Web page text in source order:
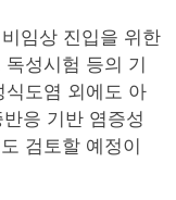
임상 진입을 위한
성시험 등의 기
식도염 외에도 아
응 기반 염증성
검토할 예정이